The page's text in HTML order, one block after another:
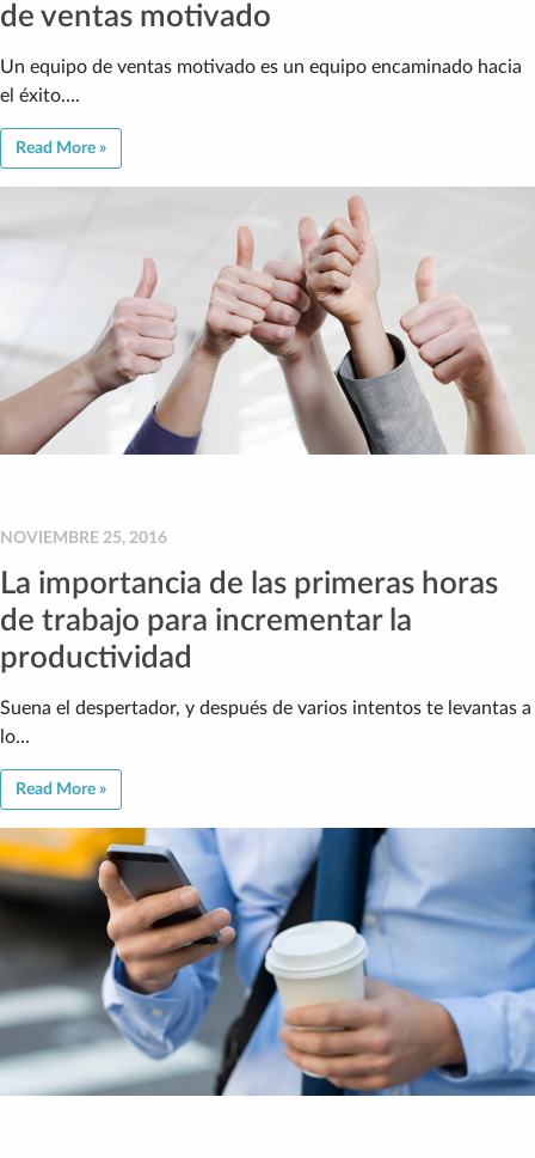
de ventas motivado
Un equipo de ventas motivado es un equipo encaminado hacia
el éxito….
Read More »
NOVIEMBRE 25, 2016
La importancia de las primeras horas
de trabajo para incrementar la
productividad
Suena el despertador, y después de varios intentos te levantas a
lo…
Read More »